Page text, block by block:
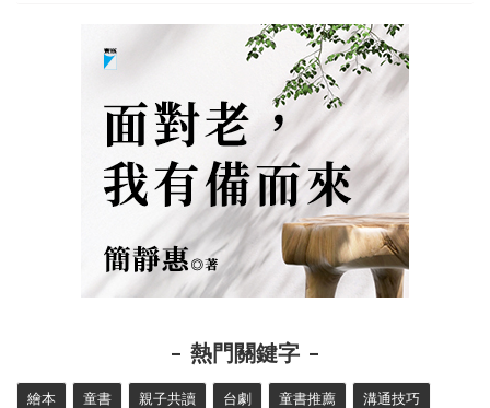
熱門關鍵字
繪本 童書 親子共讀 台劇 童書推薦 溝通技巧